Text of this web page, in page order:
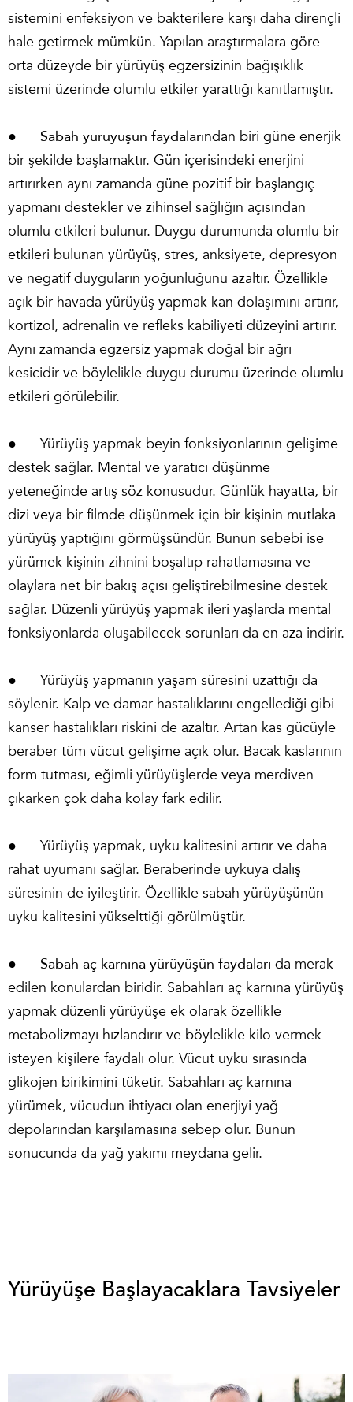
sistemini enfeksiyon ve bakterilere karşı daha dirençli
hale getirmek mümkün. Yapılan araştırmalara göre
orta düzeyde bir yürüyüş egzersizinin bağışıklık
sistemi üzerinde olumlu etkiler yarattığı kanıtlamıştır.
● Sabah yürüyüşün faydalarından biri güne enerjik
bir şekilde başlamaktır. Gün içerisindeki enerjini
artırırken aynı zamanda güne pozitif bir başlangıç
yapmanı destekler ve zihinsel sağlığın açısından
olumlu etkileri bulunur. Duygu durumunda olumlu bir
etkileri bulunan yürüyüş, stres, anksiyete, depresyon
ve negatif duyguların yoğunluğunu azaltır. Özellikle
açık bir havada yürüyüş yapmak kan dolaşımını artırır,
kortizol, adrenalin ve refleks kabiliyeti düzeyini artırır.
Aynı zamanda egzersiz yapmak doğal bir ağrı
kesicidir ve böylelikle duygu durumu üzerinde olumlu
etkileri görülebilir.
● Yürüyüş yapmak beyin fonksiyonlarının gelişime
destek sağlar. Mental ve yaratıcı düşünme
yeteneğinde artış söz konusudur. Günlük hayatta, bir
dizi veya bir filmde düşünmek için bir kişinin mutlaka
yürüyüş yaptığını görmüşsündür. Bunun sebebi ise
yürümek kişinin zihnini boşaltıp rahatlamasına ve
olaylara net bir bakış açısı geliştirebilmesine destek
sağlar. Düzenli yürüyüş yapmak ileri yaşlarda mental
fonksiyonlarda oluşabilecek sorunları da en aza indirir.
● Yürüyüş yapmanın yaşam süresini uzattığı da
söylenir. Kalp ve damar hastalıklarını engellediği gibi
kanser hastalıkları riskini de azaltır. Artan kas gücüyle
beraber tüm vücut gelişime açık olur. Bacak kaslarının
form tutması, eğimli yürüyüşlerde veya merdiven
çıkarken çok daha kolay fark edilir.
● Yürüyüş yapmak, uyku kalitesini artırır ve daha
rahat uyumanı sağlar. Beraberinde uykuya dalış
süresinin de iyileştirir. Özellikle sabah yürüyüşünün
uyku kalitesini yükselttiği görülmüştür.
● Sabah aç karnına yürüyüşün faydaları da merak
edilen konulardan biridir. Sabahları aç karnına yürüyüş
yapmak düzenli yürüyüşe ek olarak özellikle
metabolizmayı hızlandırır ve böylelikle kilo vermek
isteyen kişilere faydalı olur. Vücut uyku sırasında
glikojen birikimini tüketir. Sabahları aç karnına
yürümek, vücudun ihtiyacı olan enerjiyi yağ
depolarından karşılamasına sebep olur. Bunun
sonucunda da yağ yakımı meydana gelir.
Yürüyüşe Başlayacaklara Tavsiyeler